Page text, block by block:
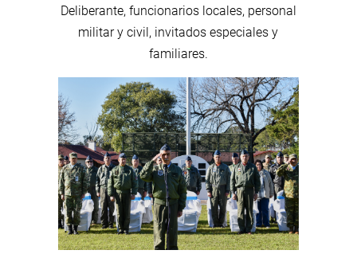
Deliberante, funcionarios locales, personal
militar y civil, invitados especiales y
familiares.